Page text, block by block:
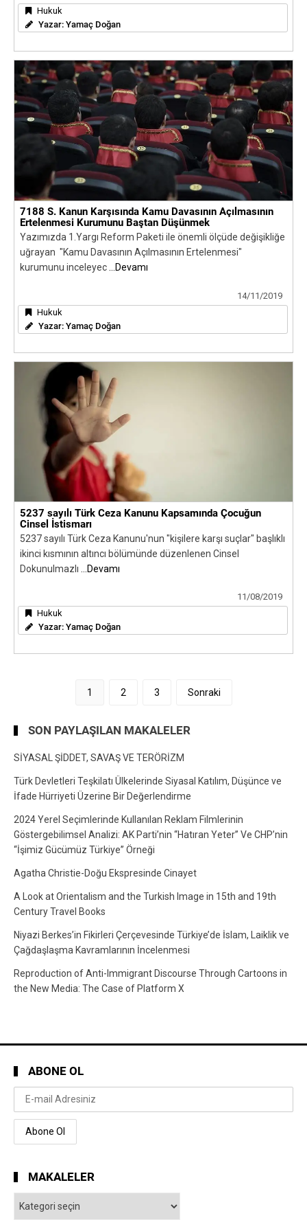
Hukuk
Yazar: Yamaç Doğan
7188 S. Kanun Karşısında Kamu Davasının Açılmasının
Ertelenmesi Kurumunu Baştan Düşünmek
Yazımızda 1.Yargı Reform Paketi ile önemli ölçüde değişikliğe
uğrayan "Kamu Davasının Açılmasının Ertelenmesi"
kurumunu inceleyec
...Devamı
14/11/2019
Hukuk
Yazar: Yamaç Doğan
5237 sayılı Türk Ceza Kanunu Kapsamında Çocuğun
Cinsel İstismarı
5237 sayılı Türk Ceza Kanunu'nun "kişilere karşı suçlar" başlıklı
ikinci kısmının altıncı bölümünde düzenlenen Cinsel
Dokunulmazlı
...Devamı
11/08/2019
Hukuk
Yazar: Yamaç Doğan
1 2 3 Sonraki
SON PAYLAŞILAN MAKALELER
SİYASAL ŞİDDET, SAVAŞ VE TERÖRİZM
Türk Devletleri Teşkilatı Ülkelerinde Siyasal Katılım, Düşünce ve
İfade Hürriyeti Üzerine Bir Değerlendirme
2024 Yerel Seçimlerinde Kullanılan Reklam Filmlerinin
Göstergebilimsel Analizi: AK Parti’nin “Hatıran Yeter” Ve CHP’nin
“İşimiz Gücümüz Türkiye” Örneği
Agatha Christie-Doğu Ekspresinde Cinayet
A Look at Orientalism and the Turkish Image in 15th and 19th
Century Travel Books
Niyazi Berkes’in Fikirleri Çerçevesinde Türkiye’de İslam, Laiklik ve
Çağdaşlaşma Kavramlarının İncelenmesi
Reproduction of Anti-Immigrant Discourse Through Cartoons in
the New Media: The Case of Platform X
ABONE OL
MAKALELER